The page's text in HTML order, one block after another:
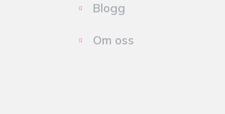
Blogg
Om oss